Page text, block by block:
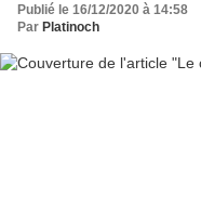
Publié le 16/12/2020 à 14:58
Par Platinoch